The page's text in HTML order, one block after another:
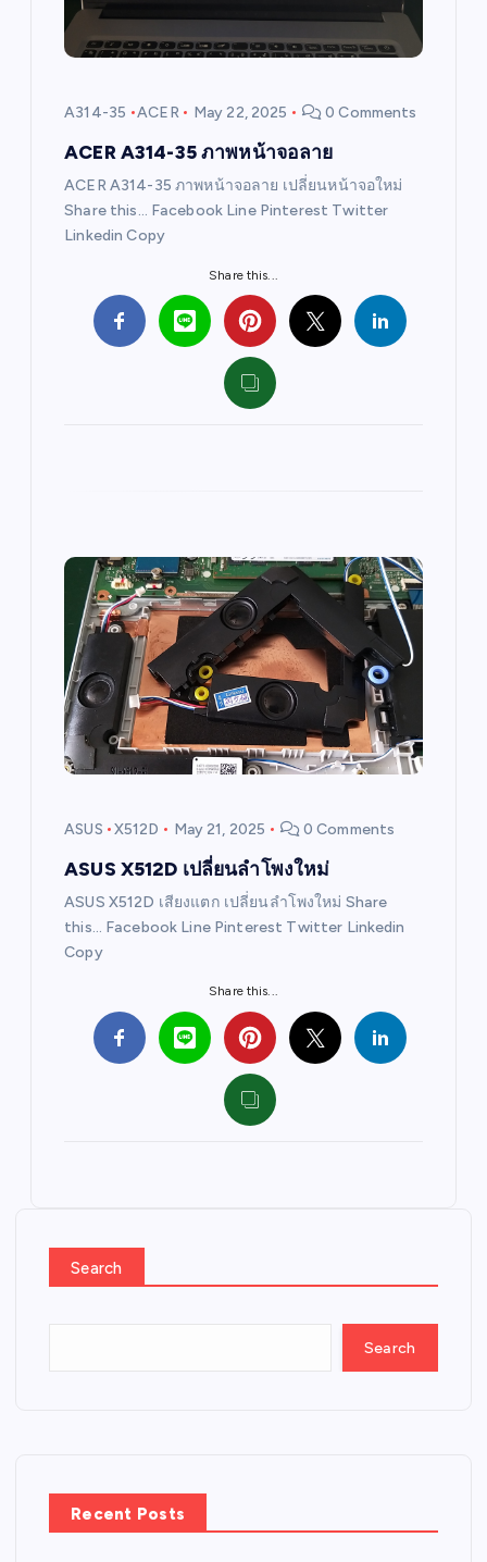
A314-35 ACER May 22, 2025 0 Comments
ACER A314-35 ภาพหน้าจอลาย
ACER A314-35 ภาพหน้าจอลาย เปลี่ยนหน้าจอใหม่
Share this… Facebook Line Pinterest Twitter
Linkedin Copy
Share this...
ASUS X512D May 21, 2025 0 Comments
ASUS X512D เปลี่ยนลำโพงใหม่
ASUS X512D เสียงแตก เปลี่ยนลำโพงใหม่ Share
this… Facebook Line Pinterest Twitter Linkedin
Copy
Share this...
Search
Search
Recent Posts